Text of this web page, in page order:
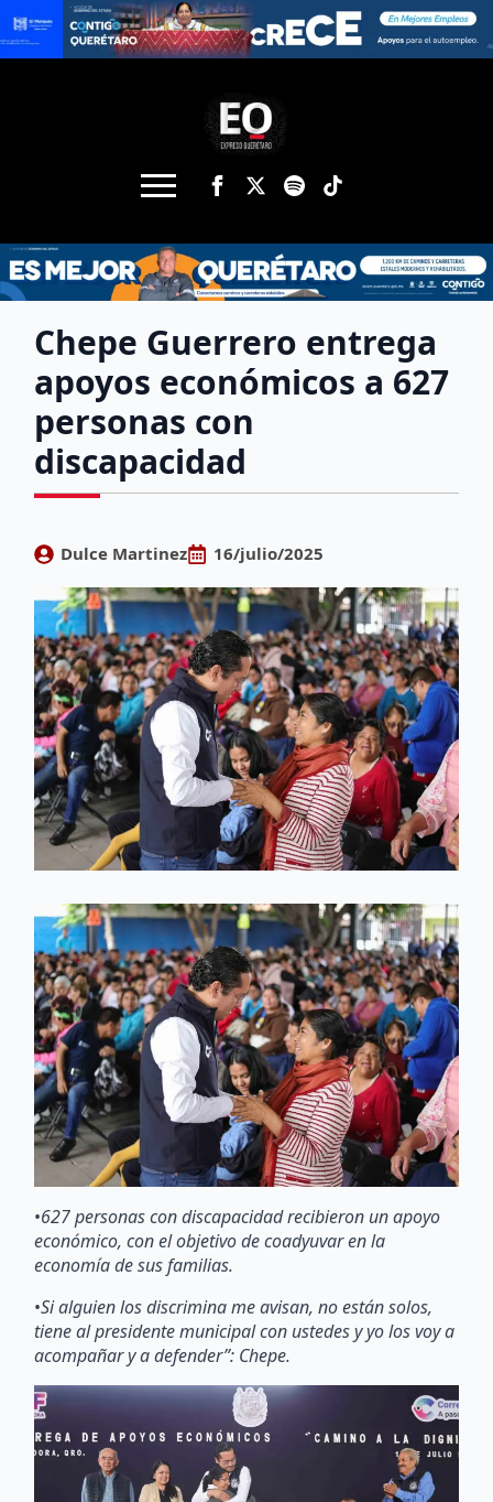
Chepe Guerrero entrega
apoyos económicos a 627
personas con
discapacidad
Dulce Martinez 16/julio/2025
•627 personas con discapacidad recibieron un apoyo
económico, con el objetivo de coadyuvar en la
economía de sus familias.
•Si alguien los discrimina me avisan, no están solos,
tiene al presidente municipal con ustedes y yo los voy a
acompañar y a defender”: Chepe.